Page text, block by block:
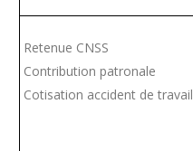
Retenue CNSS
Contribution patronale
Cotisation accident de travail